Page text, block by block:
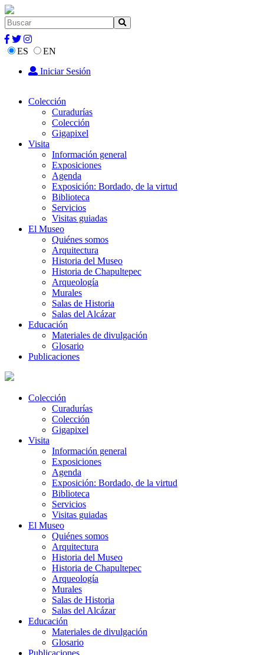
ES
EN
Iniciar Sesión
Colección
Curadurías
Colección
Gigapixel
Visita
Información general
Exposiciones
Agenda
Exposición: Bordado, de la virtud
Biblioteca
Servicios
Visitas guiadas
El Museo
Quiénes somos
Arquitectura
Historia del Museo
Historia de Chapultepec
Arqueología
Murales
Salas de Historia
Salas del Alcázar
Educación
Materiales de divulgación
Glosario
Publicaciones
Colección
Curadurías
Colección
Gigapixel
Visita
Información general
Exposiciones
Agenda
Exposición: Bordado, de la virtud
Biblioteca
Servicios
Visitas guiadas
El Museo
Quiénes somos
Arquitectura
Historia del Museo
Historia de Chapultepec
Arqueología
Murales
Salas de Historia
Salas del Alcázar
Educación
Materiales de divulgación
Glosario
Publicaciones